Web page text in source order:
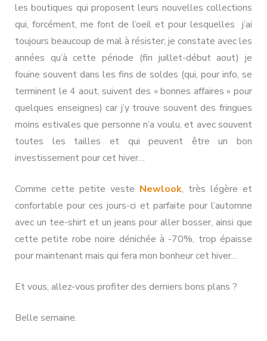
les boutiques qui proposent leurs nouvelles collections
qui, forcément, me font de l’oeil et pour lesquelles j’ai
toujours beaucoup de mal à résister; je constate avec les
années qu’à cette période (fin juillet-début aout) je
fouine souvent dans les fins de soldes (qui, pour info, se
terminent le 4 aout, suivent des « bonnes affaires » pour
quelques enseignes) car j’y trouve souvent des fringues
moins estivales que personne n’a voulu, et avec souvent
toutes les tailles et qui peuvent être un bon
investissement pour cet hiver…
Comme cette petite veste Newlook, très légère et
confortable pour ces jours-ci et parfaite pour l’automne
avec un tee-shirt et un jeans pour aller bosser, ainsi que
cette petite robe noire dénichée à -70%, trop épaisse
pour maintenant mais qui fera mon bonheur cet hiver…
Et vous, allez-vous profiter des derniers bons plans ?
Belle semaine.